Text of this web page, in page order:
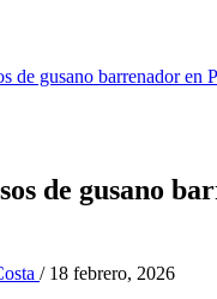
de gusano barrenador en
de gusano
/ 18 febrero, 2026